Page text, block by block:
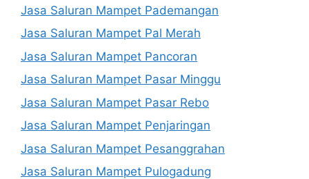
Jasa Saluran Mampet Pademangan
Jasa Saluran Mampet Pal Merah
Jasa Saluran Mampet Pancoran
Jasa Saluran Mampet Pasar Minggu
Jasa Saluran Mampet Pasar Rebo
Jasa Saluran Mampet Penjaringan
Jasa Saluran Mampet Pesanggrahan
Jasa Saluran Mampet Pulogadung